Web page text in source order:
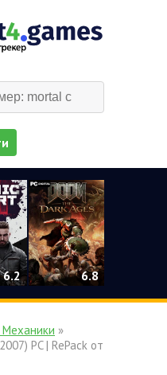
6.2 6.8
Механики »
PC | RePack от